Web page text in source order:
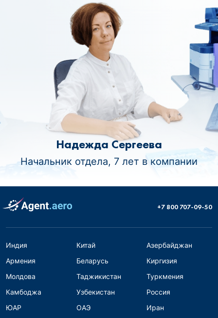
Надежда Сергеева
Начальник отдела, 7 лет в компании
+7 800 707-09-50
Индия Китай
Азербайджан
Армения
Беларусь
Киргизия
Молдова
Таджикистан
Туркмения
Камбоджа
Узбекистан
Россия
ЮАР
ОАЭ
Иран